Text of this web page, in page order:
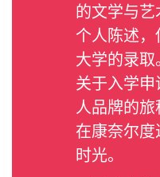
的文学与
个人陈述
大学的录
关于入学
人品牌的
在康奈尔
时光。